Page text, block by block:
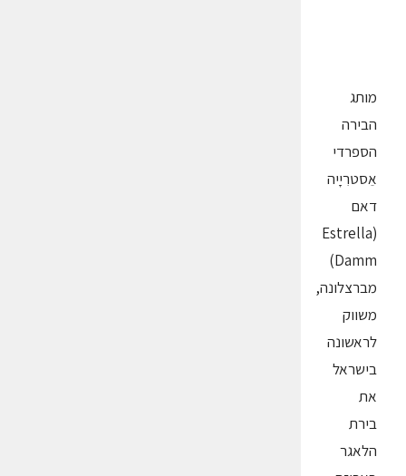
מותג
הבירה
הספרדי
אֵסטרִיָיה
דאם
(Estrella
Damm)
מברצלונה,
משווק
לראשונה
בישראל
את
בירת
הלאגר